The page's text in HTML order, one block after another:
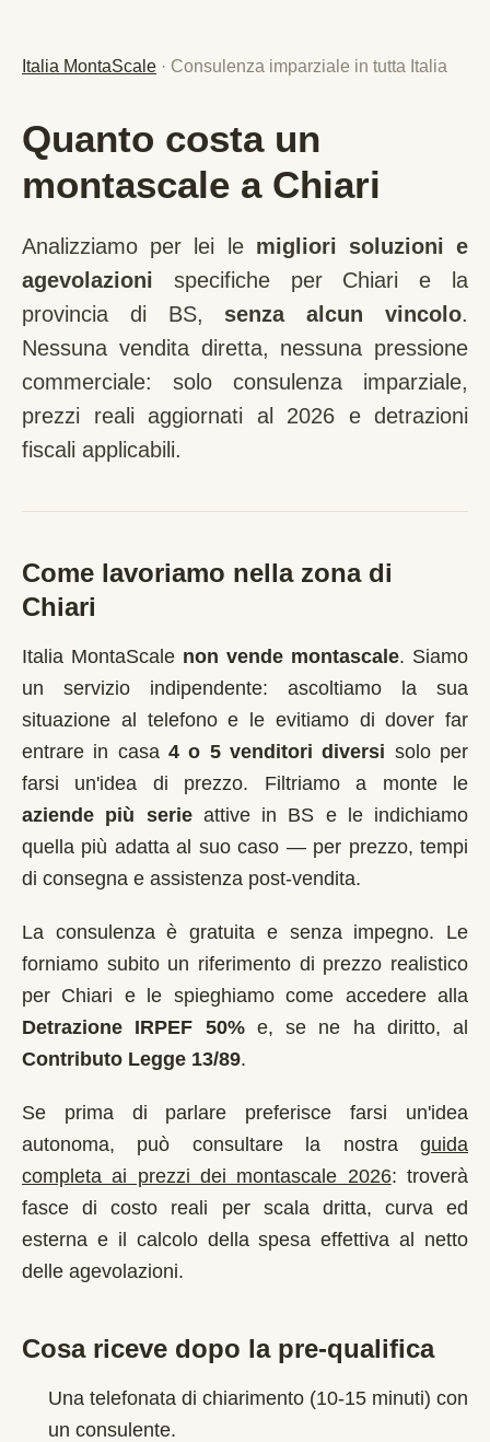
Italia MontaScale · Consulenza imparziale in tutta Italia
Quanto costa un
montascale a Chiari
Analizziamo per lei le migliori soluzioni e
agevolazioni specifiche per Chiari e la
provincia di BS, senza alcun vincolo.
Nessuna vendita diretta, nessuna pressione
commerciale: solo consulenza imparziale,
prezzi reali aggiornati al 2026 e detrazioni
fiscali applicabili.
Come lavoriamo nella zona di
Chiari
Italia MontaScale non vende montascale. Siamo
un servizio indipendente: ascoltiamo la sua
situazione al telefono e le evitiamo di dover far
entrare in casa 4 o 5 venditori diversi solo per
farsi un'idea di prezzo. Filtriamo a monte le
aziende più serieattive in BS e le indichiamo
quella più adatta al suo caso — per prezzo, tempi
di consegna e assistenza post-vendita.
La consulenza è gratuita e senza impegno. Le
forniamo subito un riferimento di prezzo realistico
per Chiari e le spieghiamo come accedere alla
Detrazione IRPEF 50%e, se ne ha diritto, al
Contributo Legge 13/89.
Se prima di parlare preferisce farsi un'idea
autonoma, può consultare la nostra
guida
completa ai prezzi dei montascale 2026: troverà
fasce di costo reali per scala dritta, curva ed
esterna e il calcolo della spesa effettiva al netto
delle agevolazioni.
Cosa riceve dopo la pre-qualifica
Una telefonata di chiarimento (10-15 minuti) con
un consulente.